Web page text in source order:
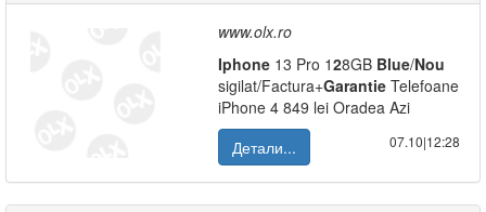
www.olx.ro
Iphone 13 Pro 128GB Blue/Nou
sigilat/Factura+Garantie Telefoane
iPhone 4 849 lei Oradea Azi
Детали...
07.10|12:28